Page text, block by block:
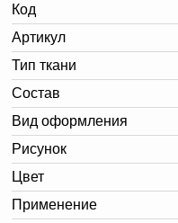
Код
Артикул
Тип ткани
Состав
Вид оформления
Рисунок
Цвет
Применение